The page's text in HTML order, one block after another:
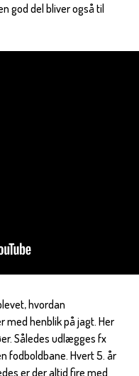
god del bliver også til
hvordan
med henblik på jagt. Her
Således udlægges fx
fodboldbane. Hvert 5. år
er der altid fire med